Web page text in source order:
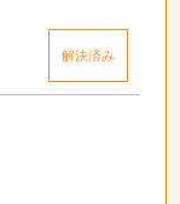
解決済み